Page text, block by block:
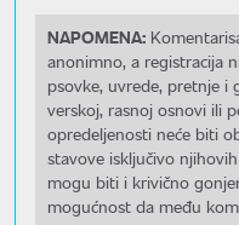
NAPOMENA:
anonimno, a registracija
psovke, uvrede, pretnje i
verskoj, rasnoj osnovi ili
opredeljenosti neće biti
stavove isključivo
mogu biti i krivično
mogućnost da među